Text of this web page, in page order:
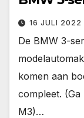
16 JULI 2022
De BMW 3-
komen aan
compleet.
M3)…